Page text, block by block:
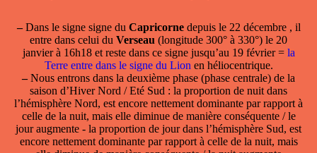
–Dans le signesigne du Capricornedepuis le 22 décembre , il
entre dans celui du Verseau (longitude 300° à 330°) le 20
janvier à 16h18 et reste dans ce signe jusqu’au 19 février = la
Terre entre dans le signe du Lion en héliocentrique.
–Nous entrons dans la deuxième phase (phase centrale) de la
saison d’Hiver Nord / Eté Sud : la proportion de nuit dans
l’hémisphère Nord, est encore nettement dominante par rapport à
celle de la nuit, mais elle diminue de manière conséquente / le
jour augmente - la proportion de jour dans l’hémisphère Sud, est
encore nettement dominante par rapport à celle de la nuit, mais